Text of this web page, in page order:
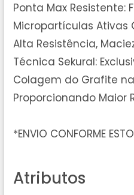
Ponta Max Resistente:
Micropartículas Ativas
Alta Resistência,
Técnica Sekural:
Colagem do Grafite
Proporcionando Maior
*ENVIO CONFORME
Atributos